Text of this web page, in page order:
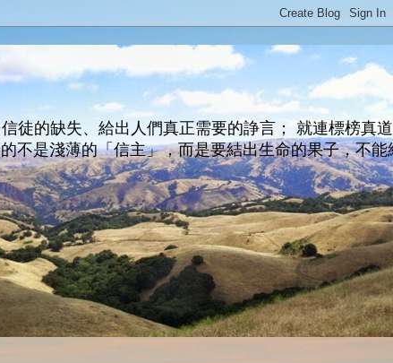
徒的缺失、給出人們真正需要的諍言； 就連標榜真
不是淺薄的「信主」，而是要結出生命的果子，不能